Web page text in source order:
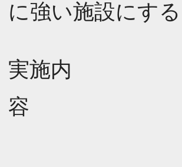
に強い施設にする
実施内